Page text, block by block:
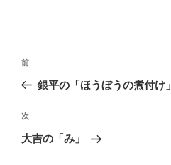
投
ナ
ビ
ゲ
前
の
稿
前
銀平の「ほうぼうの煮付け」
次
の
次
大吉の「み」